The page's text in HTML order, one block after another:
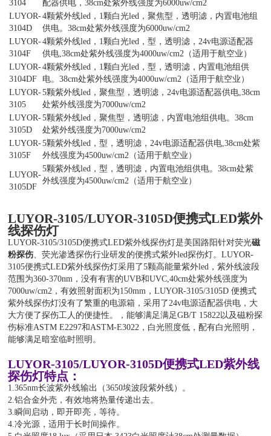
3104
配器供电，38cm处紫外线强度为6000uw/cm2
LUYOR-
3104D
4颗紫外线led，1颗白光led，聚焦型，透明滤，内置电池组
供电。38cm处紫外线强度为6000uw/cm2
LUYOR-
3104F
4颗紫外线led，1颗白光led，型，透明滤，24v电源适配器
供电,38cm处紫外线强度为4000uw/cm2（适用于航空业）
LUYOR-
3104DF
4颗紫外线led，1颗白光led，型，透明滤，内置电池组供
电。38cm处紫外线强度为4000uw/cm2（适用于航空业）
LUYOR-
3105
5颗紫外线led，聚焦型，透明滤，24v电源适配器供电,38cm
处紫外线强度为7000uw/cm2
LUYOR-
3105D
5颗紫外线led，聚焦型，透明滤，内置电池组供电。38cm
处紫外线强度为7000uw/cm2
LUYOR-
3105F
5颗紫外线led，型，透明滤，24v电源适配器供电,38cm处紫
外线强度为4500uw/cm2（适用于航空业）
LUYOR-
3105DF
5颗紫外线led，型，透明滤，内置电池组供电。38cm处紫
外线强度为4500uw/cm2（适用于航空业）
LUYOR-3105/LUYOR-3105D便携式LED紫外
线探伤灯
LUYOR-3105/3105D便携式LED紫外线探伤灯是美国路阳针对荧光磁
粉探伤、荧光渗透探伤行业研发的便携式紫外led探伤灯。LUYOR-
3105便携式LED紫外线探伤灯采用了5颗高能量紫外led，紫外线波段
范围为360-370nm，没有有害的UVB和UVC,40cm处紫外线强度为
7000uw/cm2，有效照射面积为150mm，LUYOR-3105/3105D 便携式
紫外线探伤灯没有了繁重的电源箱，采用了24v电源适配器供电，大
大方便了探伤工人的便捷性。，能够满足满足GB/T 15822以及磁粉探
伤标准ASTM E2297和ASTM-E3022，白光照度低，配有白光照明，
能够满足暗室临时照明。
LUYOR-3105/LUYOR-3105D便携式LED紫外线
探伤灯特点：
1.365nm长波紫外线输出（3650埃波段紫外线）。
2.铝合金外壳，有效地将热量传递出去。
3.瞬间启动，即开即亮，等待。
4.冷光源，适用于长时间操作。